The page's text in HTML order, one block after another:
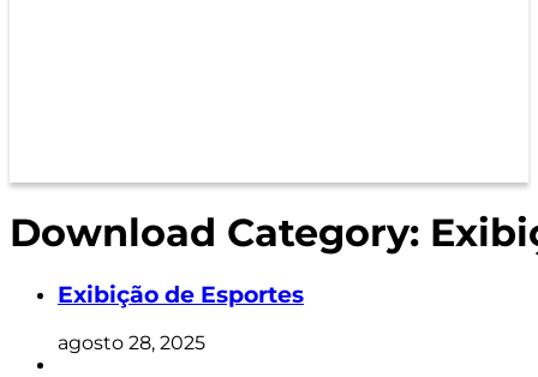
Download Category:
Exibição de Esportes
agosto 28, 2025